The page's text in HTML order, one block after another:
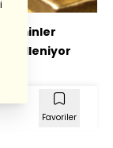
Favoriler